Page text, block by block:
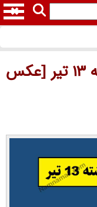
چهره های متولد و درگذشته 13 تیر [عکس